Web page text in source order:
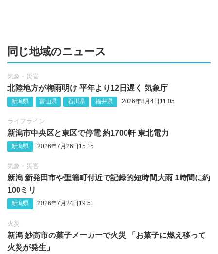
同じ地域のニュース
気象・災害
北陸地方が梅雨明け 平年より12日遅く 気象庁
新潟県 富山県 石川県 福井県 2026年8月4日11:05
ライフライン
新潟市中央区と東区で停電 約1700軒 東北電力
新潟県 2026年7月26日15:15
気象・災害
新潟 新発田市や聖籠町付近で記録的短時間大雨 1時間に約
100ミリ
新潟県 2026年7月24日19:51
火災
新潟 妙高市の菓子メーカーで火災 「お菓子に燃え移って
火災が発生」